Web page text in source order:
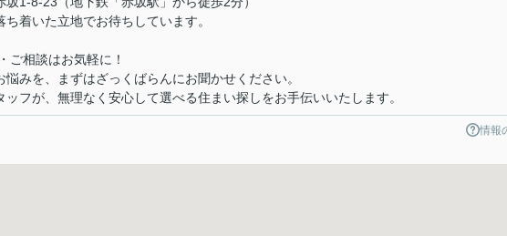
着いた立地でお待ちしています。
相談はお気軽に！
みを、まずはざっくばらんにお聞かせください。
フが、無理なく安心して選べる住まい探しをお手伝いいたします。
情報